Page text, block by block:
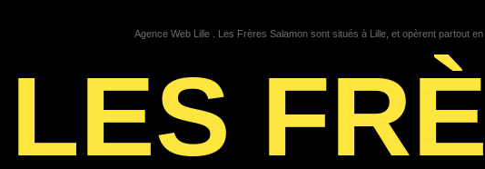
Agence Web Lille . Les Frères Salamon sont situés à Lille, et opèrent partout en
LES